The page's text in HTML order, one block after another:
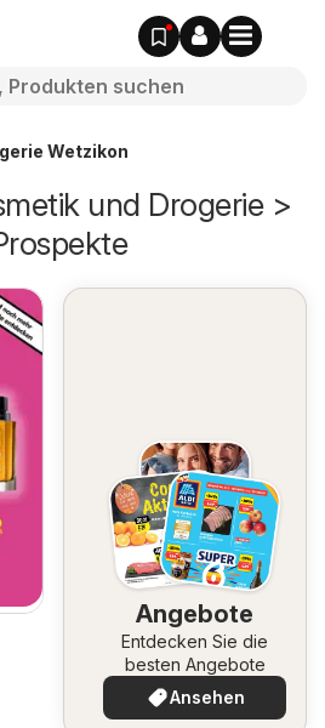
Wetzikon
und Drogerie >
Angebote
Entdecken Sie die
besten Angebote
Ansehen